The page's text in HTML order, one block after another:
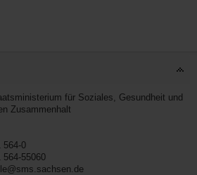
für Soziales, Gesundheit und
Zusammenhalt
564-0
564-55060